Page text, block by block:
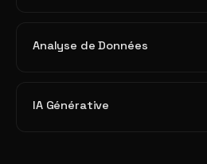
Analyse de Données
IA Générative